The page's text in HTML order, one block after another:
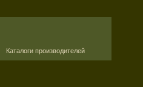
Каталоги производителей